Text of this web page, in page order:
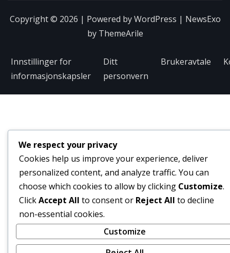
Copyright © 2026 | Powered byWordPress | NewsExo
by ThemeArile
Innstillinger for
informasjonskapsler
Ditt
personvern
Brukeravtale
We respect your privacy
Cookies help us improve your experience, deliver
personalized content, and analyze traffic. You can
choose which cookies to allow by clicking Customize.
ClickAccept All to consent or Reject All to decline
non-essential cookies.
Customize